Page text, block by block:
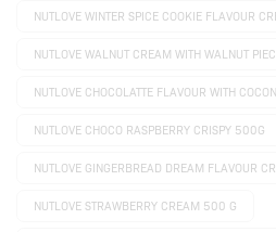
NUTLOVE WINTER SPICE COOKIE FLAVOUR
NUTLOVE WALNUT CREAM WITH WALNUT
NUTLOVE CHOCOLATTE FLAVOUR WITH
NUTLOVE CHOCO RASPBERRY CRISPY 500G
NUTLOVE GINGERBREAD DREAM FLAVOUR
NUTLOVE STRAWBERRY CREAM 500 G